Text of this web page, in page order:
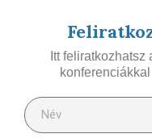
Itt